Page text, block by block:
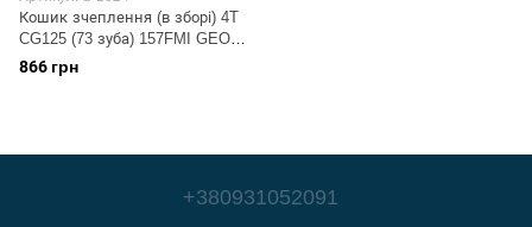
Кошик зчеплення (в зборі) 4T
CG125 (73 зуба) 157FMI GEON,
LIFAN, Zongshen HONGJU
866 грн
+380931052091